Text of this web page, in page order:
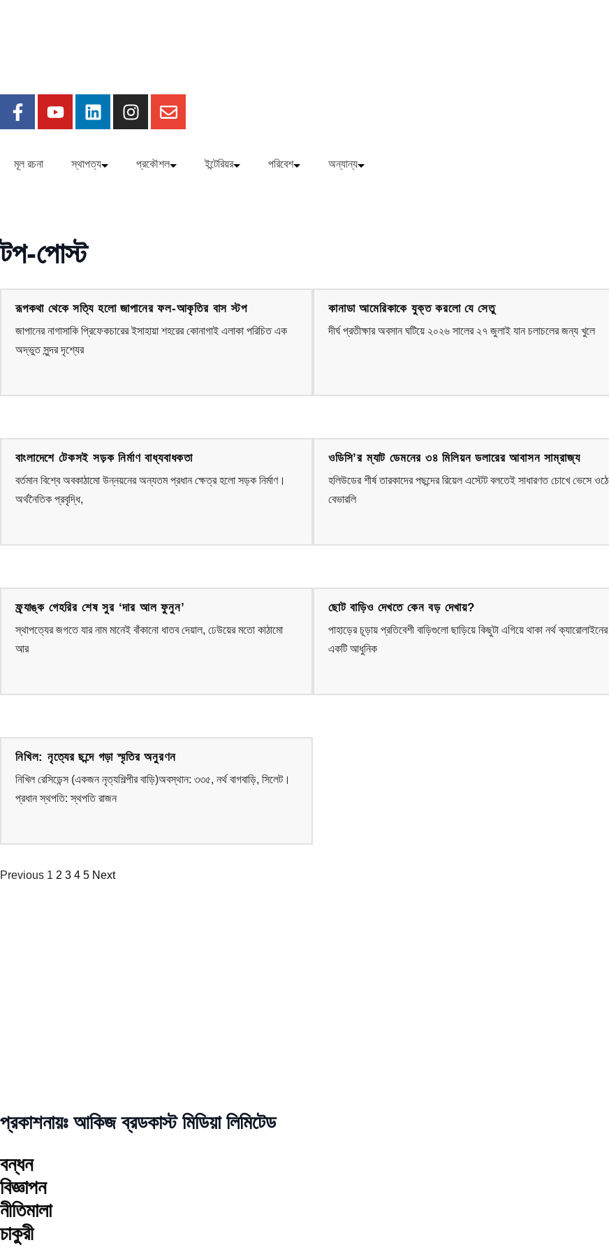
মূল রচনা স্থাপত্য প্রকৌশল ইন্টেরিয়র পরিবেশ অন্যান্য
টপ-পোস্ট
রূপকথা থেকে সত্যি হলো জাপানের ফল-আকৃতির বাস স্টপ
জাপানের নাগাসাকি প্রিফেকচারের ইসাহায়া শহরের কোনাগাই এলাকা পরিচিত এক
অদ্ভুত সুন্দর দৃশ্যের
কানাডা আমেরিকাকে যুক্ত করলো যে সেতু
দীর্ঘ প্রতীক্ষার অবসান ঘটিয়ে ২০২৬ সালের ২৭ জুলাই যান চলাচলের জন্য খুলে
বাংলাদেশে টেকসই সড়ক নির্মাণ বাধ্যবাধকতা
বর্তমান বিশ্বে অবকাঠামো উন্নয়নের অন্যতম প্রধান ক্ষেত্র হলো সড়ক নির্মাণ।
অর্থনৈতিক প্রবৃদ্ধি,
ওডিসি’র ম্যাট ডেমনের ৩৪ মিলিয়ন ডলারের আবাসন সাম্রাজ্য
হলিউডের শীর্ষ তারকাদের পছন্দের রিয়েল এস্টেট বলতেই সাধারণত চোখে ভেসে ওঠে
বেভারলি
ফ্র্যাঙ্ক গেহরির শেষ সুর ‘দার আল ফুনুন’
স্থাপত্যের জগতে যার নাম মানেই বাঁকানো ধাতব দেয়াল, ঢেউয়ের মতো কাঠামো
আর
ছোট বাড়িও দেখতে কেন বড় দেখায়?
পাহাড়ের চূড়ায় প্রতিবেশী বাড়িগুলো ছাড়িয়ে কিছুটা এগিয়ে থাকা নর্থ ক্যারোলাইনের
একটি আধুনিক
নিখিল: নৃত্যের ছন্দে গড়া স্মৃতির অনুরণন
নিখিল রেসিডেন্স (একজন নৃত্যশিল্পীর বাড়ি)অবস্থান: ৩৩৫, নর্থ বাগবাড়ি, সিলেট।
প্রধান স্থপতি: স্থপতি রাজন
Previous 1 2 3 4 5 Next
প্রকাশনায়ঃ আকিজ ব্রডকাস্ট মিডিয়া লিমিটেড
বন্ধন
বিজ্ঞাপন
নীতিমালা
চাকুরী